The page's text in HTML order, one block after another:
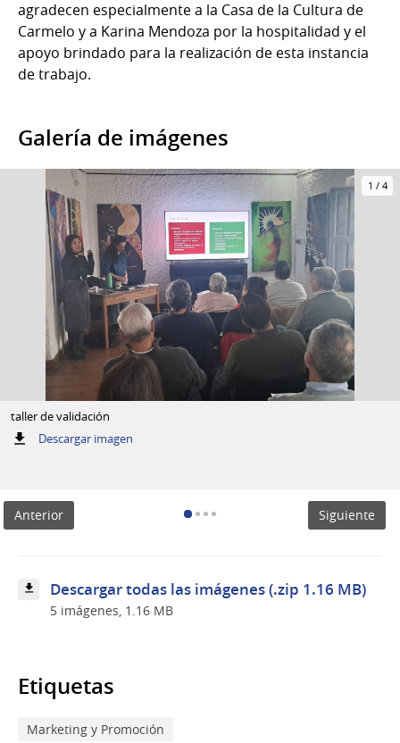
agradecen especialmente a la Casa de la Cultura de
Carmelo y a Karina Mendoza por la hospitalidad y el
apoyo brindado para la realización de esta instancia
de trabajo.
Galería de imágenes
1 / 4
taller de validación
Descargar imagen:
Anterior
Siguiente
Descargar todas las imágenes (.zip 1.16 MB)
5 imágenes, 1.16 MB
Etiquetas
Marketing y Promoción